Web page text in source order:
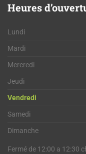
Heures
Lundi
Mardi
Mercredi
Jeudi
Vendredi
Samedi
Dimanche
Fermé de 12:00 a 12:30